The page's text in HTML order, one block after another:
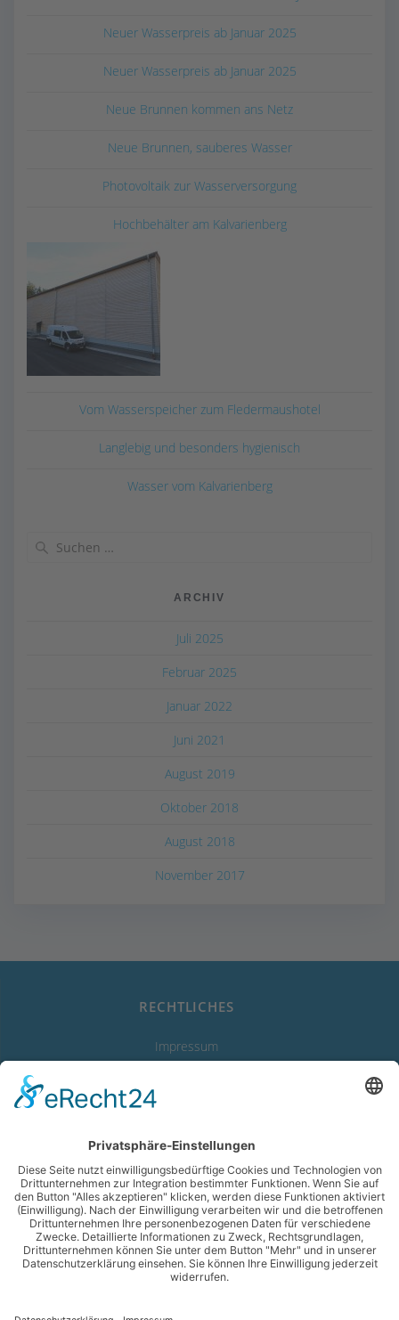
Neuer Wasserpreis ab Januar 2025
Neuer Wasserpreis ab Januar 2025
Neue Brunnen kommen ans Netz
Neue Brunnen, sauberes Wasser
Photovoltaik zur Wasserversorgung
Hochbehälter am Kalvarienberg
Vom Wasserspeicher zum Fledermaushotel
Langlebig und besonders hygienisch
Wasser vom Kalvarienberg
ARCHIV
Juli 2025
Februar 2025
Januar 2022
Juni 2021
August 2019
Oktober 2018
August 2018
November 2017
RECHTLICHES
Impressum
Erklärung zur Barrierefreiheit
LINKS
Abwasserverband
Starnberger See
Wassergewinnung Vierseenland